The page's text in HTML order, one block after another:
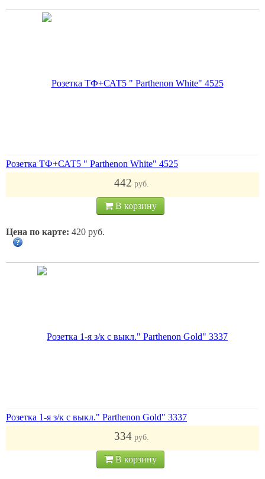
Розетка ТФ+САТ5 " Parthenon White" 4525
442 руб.
В корзину
Цена по карте: 420 руб.
Розетка 1-я з/к с выкл." Parthenon Gold" 3337
334 руб.
В корзину